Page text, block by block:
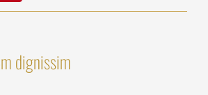
dignissim